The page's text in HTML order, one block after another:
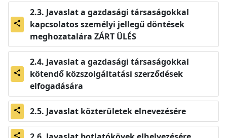
share
Javaslat a gazdasági társaságokkal
kapcsolatos személyi jellegű döntések
meghozatalára ZÁRT ÜLÉS
share
Javaslat a gazdasági társaságokkal
kötendő közszolgáltatási szerződések
elfogadására
share Javaslat közterületek elnevezésére
share